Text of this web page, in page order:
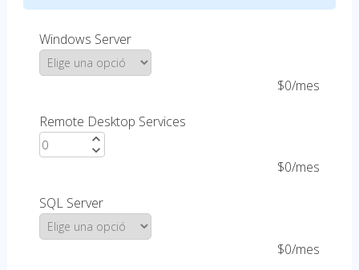
Windows Server
$0/mes
Remote Desktop Services
expand_less
expand_more
$0/mes
SQL Server
$0/mes